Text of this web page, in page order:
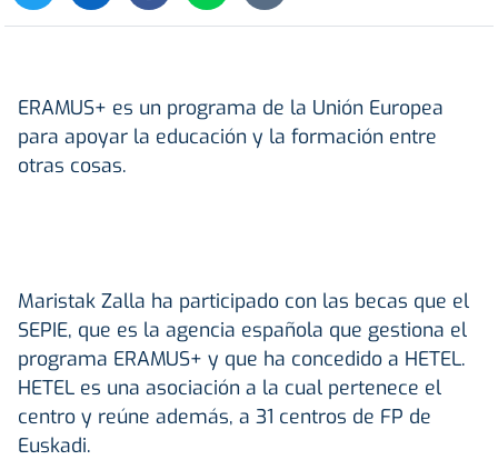
ERAMUS+ es un programa de la Unión Europea
para apoyar la educación y la formación entre
otras cosas.
Maristak Zalla ha participado con las becas que el
SEPIE, que es la agencia española que gestiona el
programa ERAMUS+ y que ha concedido a HETEL.
HETEL es una asociación a la cual pertenece el
centro y reúne además, a 31 centros de FP de
Euskadi.